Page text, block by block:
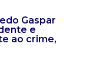
Gaspar
e
ao crime,